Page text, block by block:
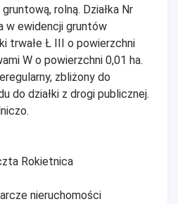
rolną. Działka Nr
w ewidencji gruntów
trwałe Ł III o powierzchni
W o powierzchni 0,01 ha.
zbliżony do
do działki z drogi publicznej.
Rokietnica
nieruchomości